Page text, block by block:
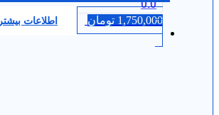
0.0
1,750,000 تومان اطلاعات بیشتر